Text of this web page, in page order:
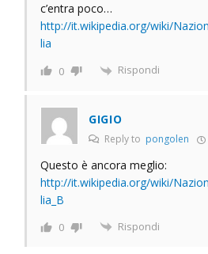
c’entra poco…
http://it.wikipedia.org/wiki/
lia
0 Rispondi
GIGIO
Reply to pongolen
Questo è ancora meglio:
http://it.wikipedia.org/wiki/
lia_B
0 Rispondi